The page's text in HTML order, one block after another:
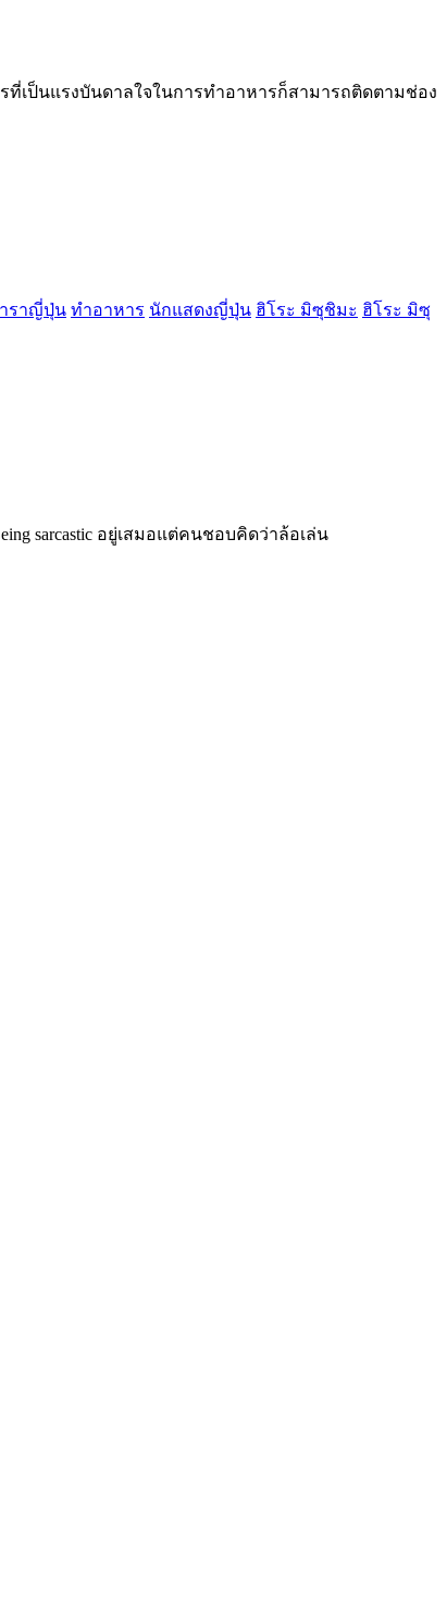
เป็นแรงบันดาลใจในการทำอาหารก็สามารถติดตามช่อง
ราญี่ปุ่น ทำอาหาร นักแสดงญี่ปุ่น ฮิโระ มิซุชิมะ ฮิโระ มิซุ
sarcastic อยู่เสมอแต่คนชอบคิดว่าล้อเล่น